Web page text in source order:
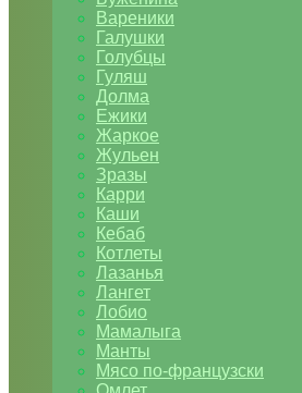
Вареники
Галушки
Голубцы
Гуляш
Долма
Ежики
Жаркое
Жульен
Зразы
Карри
Каши
Кебаб
Котлеты
Лазанья
Лангет
Лобио
Мамалыга
Манты
Мясо по-французски